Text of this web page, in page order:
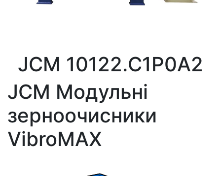
JCM 10122.C1P0A2
JCM Модульні
зерноочисники
VibroMAX